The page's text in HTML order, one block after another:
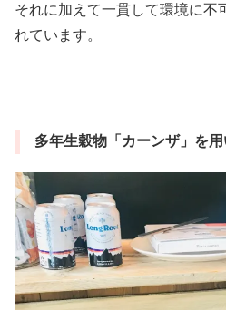
それに加えて一貫して環境に不
れています。
多年生穀物「カーンザ」 を